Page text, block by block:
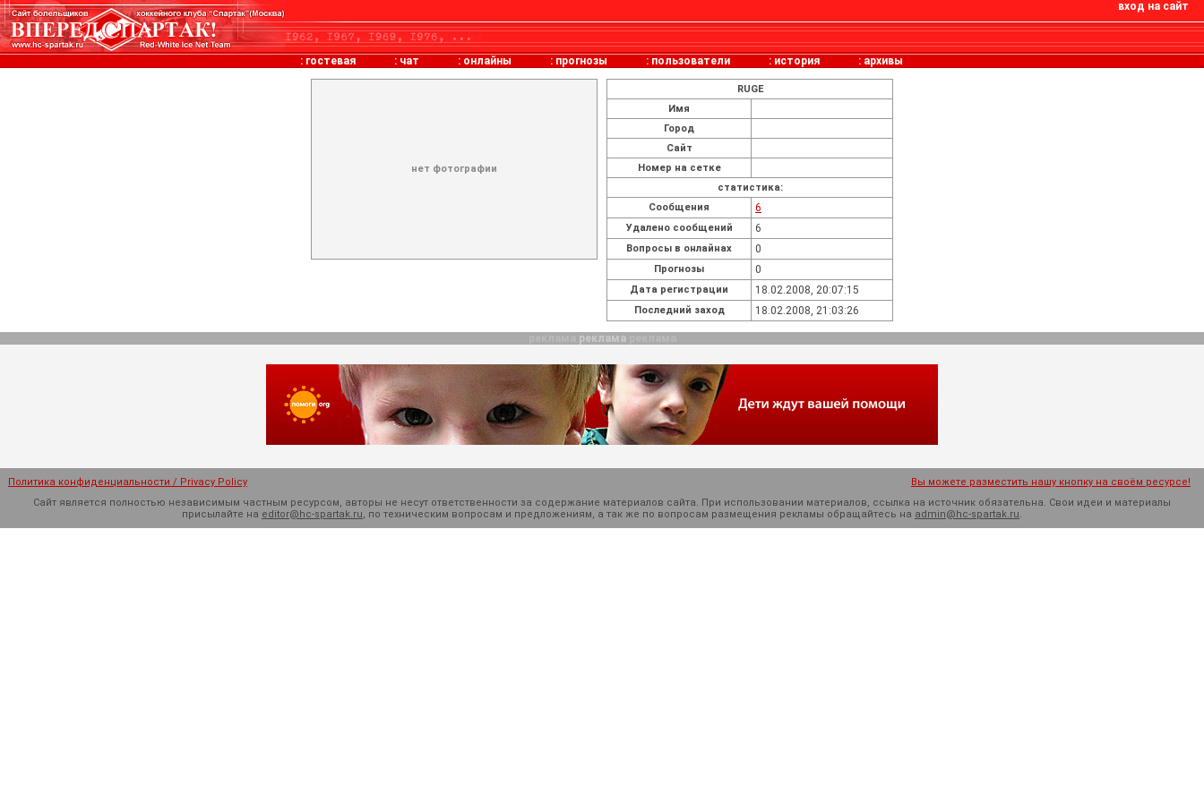
вход на сайт
: гостевая : чат : онлайны : прогнозы : пользователи : история : архивы
нет фотографии
RUGE
Имя
Город
Сайт
Номер на сетке
статистика:
Cообщения
6
Удалено сообщений 6
Вопросы в онлайнах 0
Прогнозы 0
Дата регистрации 18.02.2008, 20:07:15
Последний заход 18.02.2008, 21:03:26
реклама
Политика конфиденциальности / Privacy Policy
Вы можете разместить нашу кнопку на своём ресурсе!
Сайт является полностью независимым частным ресурсом, авторы не несут ответственности за содержание материалов сайта. При использовании материалов, ссылка на источник обязательна. Cвои идеи и материалы
присылайте на editor@hc-spartak.ru, по техническим вопросам и предложениям, а так же по вопросам размещения рекламы обращайтесь на admin@hc-spartak.ru.